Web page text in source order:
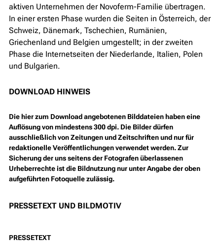
aktiven Unternehmen der Novoferm-Familie übertragen.
In einer ersten Phase wurden die Seiten in Österreich, der
Schweiz, Dänemark, Tschechien, Rumänien,
Griechenland und Belgien umgestellt; in der zweiten
Phase die Internetseiten der Niederlande, Italien, Polen
und Bulgarien.
DOWNLOAD HINWEIS
Die hier zum Download angebotenen Bilddateien haben eine
Auflösung von mindestens 300 dpi. Die Bilder dürfen
ausschließlich von Zeitungen und Zeitschriften und nur für
redaktionelle Veröffentlichungen verwendet werden. Zur
Sicherung der uns seitens der Fotografen überlassenen
Urheberrechte ist die Bildnutzung nur unter Angabe der oben
aufgeführten Fotoquelle zulässig.
PRESSETEXT UND BILDMOTIV
PRESSETEXT